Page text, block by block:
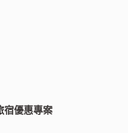
宿優惠專案